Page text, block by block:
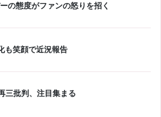
の態度がファンの怒りを招く
も笑顔で近況報告
三批判、注目集まる